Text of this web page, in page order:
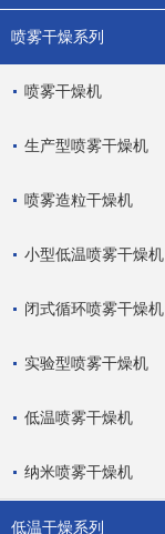
喷雾干燥系列
喷雾干燥机
生产型喷雾干燥机
喷雾造粒干燥机
小型低温喷雾干燥机
闭式循环喷雾干燥机
实验型喷雾干燥机
低温喷雾干燥机
纳米喷雾干燥机
低温干燥系列